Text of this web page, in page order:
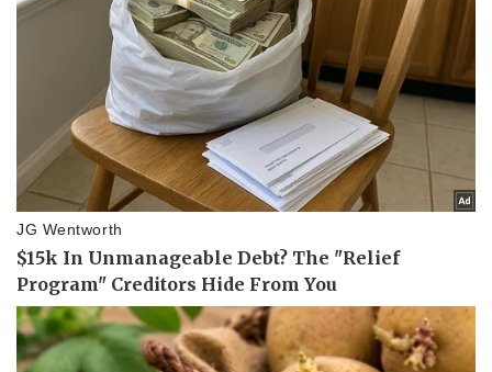
Tư vấn luật
Quân sự - Quốc phòng
Vũ khí
Việt Nam
Phân tích